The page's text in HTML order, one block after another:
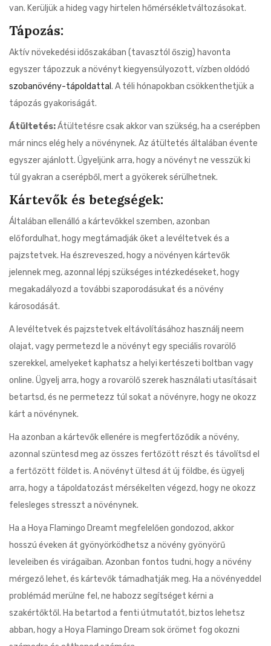
van. Kerüljük a hideg vagy hirtelen hőmérsékletváltozásokat.
Tápozás:
Aktív növekedési időszakában (tavasztól őszig) havonta
egyszer tápozzuk a növényt kiegyensúlyozott, vízben oldódó
szobanövény-tápoldattal . A téli hónapokban csökkenthetjük a
tápozás gyakoriságát.
Átültetés:Átültetésre csak akkor van szükség, ha a cserépben
már nincs elég hely a növénynek. Az átültetés általában évente
egyszer ajánlott. Ügyeljünk arra, hogy a növényt ne vesszük ki
túl gyakran a cserépből, mert a gyökerek sérülhetnek.
Kártevők és betegségek:
Általában ellenálló a kártevőkkel szemben, azonban
előfordulhat, hogy megtámadják őket a levéltetvek és a
pajzstetvek. Ha észreveszed, hogy a növényen kártevők
jelennek meg, azonnal lépj szükséges intézkedéseket, hogy
megakadályozd a további szaporodásukat és a növény
károsodását.
A levéltetvek és pajzstetvek eltávolításához használj neem
olajat, vagy permetezd le a növényt egy speciális rovarölő
szerekkel, amelyeket kaphatsz a helyi kertészeti boltban vagy
online. Ügyelj arra, hogy a rovarölő szerek használati utasításait
betartsd, és ne permetezz túl sokat a növényre, hogy ne okozz
kárt a növénynek.
Ha azonban a kártevők ellenére is megfertőződik a növény,
azonnal szüntesd meg az összes fertőzött részt és távolítsd el
a fertőzött földet is. A növényt ültesd át új földbe, és ügyelj
arra, hogy a tápoldatozást mérsékelten végezd, hogy ne okozz
felesleges stresszt a növénynek.
Ha a Hoya Flamingo Dreamt megfelelően gondozod, akkor
hosszú éveken át gyönyörködhetsz a növény gyönyörű
leveleiben és virágaiban. Azonban fontos tudni, hogy a növény
mérgező lehet, és kártevők támadhatják meg. Ha a növényeddel
problémád merülne fel, ne habozz segítséget kérni a
szakértőktől. Ha betartod a fenti útmutatót, biztos lehetsz
abban, hogy a Hoya Flamingo Dream sok örömet fog okozni